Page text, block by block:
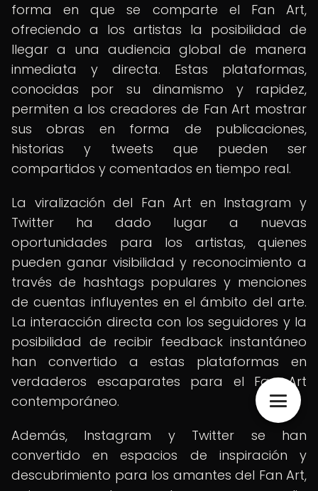
forma en que se comparte el Fan Art,
ofreciendo a los artistas la posibilidad de
llegar a una audiencia global de manera
inmediata y directa. Estas plataformas,
conocidas por su dinamismo y rapidez,
permiten a los creadores de Fan Art mostrar
sus obras en forma de publicaciones,
historias y tweets que pueden ser
compartidos y comentados en tiempo real.
La viralización del Fan Art en Instagram y
Twitter ha dado lugar a nuevas
oportunidades para los artistas, quienes
pueden ganar visibilidad y reconocimiento a
través de hashtags populares y menciones
de cuentas influyentes en el ámbito del arte.
La interacción directa con los seguidores y la
posibilidad de recibir feedback instantáneo
han convertido a estas plataformas en
verdaderos escaparates para el Fan Art
contemporáneo.
Además, Instagram y Twitter se han
convertido en espacios de inspiración y
descubrimiento para los amantes del Fan Art,